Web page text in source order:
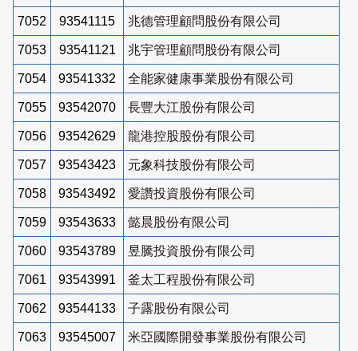
7052 93541115 兆德管理顧問股份有限公司
7053 93541121 兆宇管理顧問股份有限公司
7054 93541332 全能家健康事業股份有限公司
7055 93542070 長豐大江股份有限公司
7056 93542629 龍港控股股份有限公司
7057 93543423 元象科技股份有限公司
7058 93543492 愛讚投資股份有限公司
7059 93543633 懿晨股份有限公司
7060 93543789 昱騰投資股份有限公司
7061 93543991 釜太工程股份有限公司
7062 93544133 子露股份有限公司
7063 93545007 米亞國際開發事業股份有限公司